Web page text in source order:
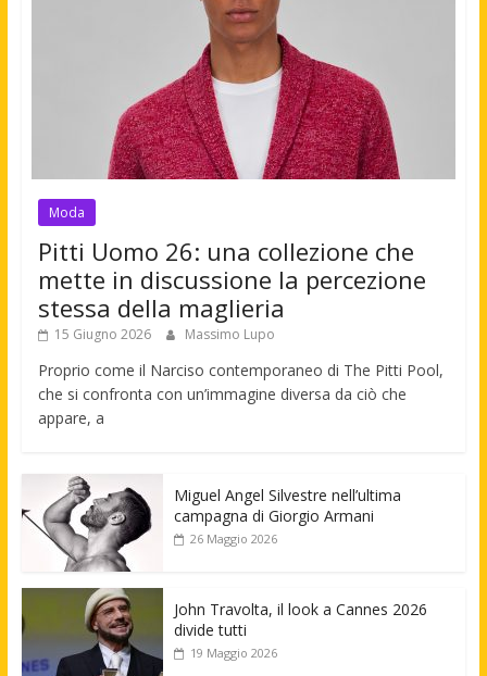
Moda
Pitti Uomo 26: una collezione che
mette in discussione la percezione
stessa della maglieria
15 Giugno 2026 Massimo Lupo
Proprio come il Narciso contemporaneo di The Pitti Pool,
che si confronta con un’immagine diversa da ciò che
appare, a
Miguel Angel Silvestre nell’ultima
campagna di Giorgio Armani
26 Maggio 2026
John Travolta, il look a Cannes 2026
divide tutti
19 Maggio 2026